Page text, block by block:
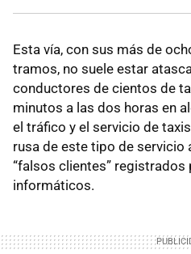
Esta vía, con sus más de
tramos, no suele estar
conductores de cientos de
minutos a las dos horas en
el tráfico y el servicio de
rusa de este tipo de servicio
“falsos clientes” registrados
informáticos.